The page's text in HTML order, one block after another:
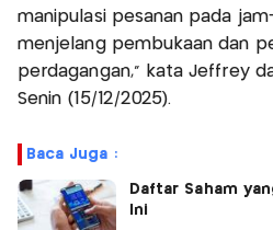
manipulasi pesanan pada
menjelang pembukaan dan
perdagangan,” kata Jeffrey
Senin (15/12/2025).
Baca Juga :
Daftar Saham
Ini